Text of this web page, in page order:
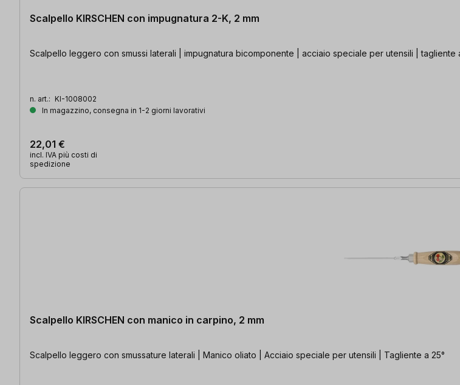
Scalpello KIRSCHEN con impugnatura 2-K, 2 mm
Scalpello leggero con smussi laterali | impugnatura bicomponente | acciaio speciale per utensili | tagliente
n. art.: KI-1008002
In magazzino, consegna in 1-2 giorni lavorativi
22,01 €
incl. IVA più costi di
spedizione
Scalpello KIRSCHEN con manico in carpino, 2 mm
Scalpello leggero con smussature laterali | Manico oliato | Acciaio speciale per utensili | Tagliente a 25°